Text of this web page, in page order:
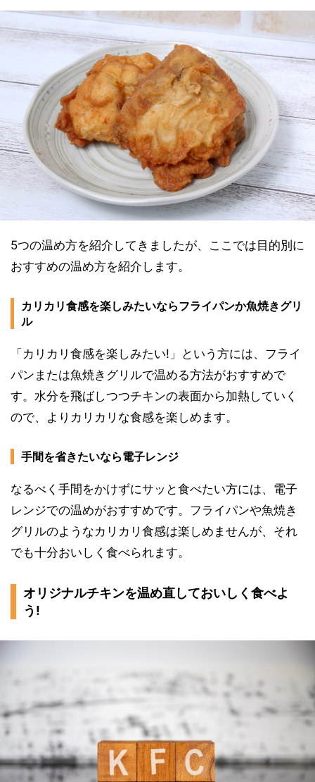
5つの温め方を紹介してきましたが、ここでは目的別に
おすすめの温め方を紹介します。
カリカリ食感を楽しみたいならフライパンか魚焼きグリ
ル
「カリカリ食感を楽しみたい!」という方には、フライ
パンまたは魚焼きグリルで温める方法がおすすめで
す。水分を飛ばしつつチキンの表面から加熱していく
ので、よりカリカリな食感を楽しめます。
手間を省きたいなら電子レンジ
なるべく手間をかけずにサッと食べたい方には、電子
レンジでの温めがおすすめです。フライパンや魚焼き
グリルのようなカリカリ食感は楽しめませんが、それ
でも十分おいしく食べられます。
オリジナルチキンを温め直しておいしく食べよ
う!